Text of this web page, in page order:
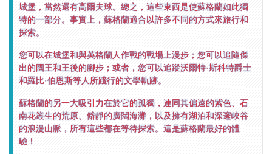
城堡，當然還有高爾夫球。總之，這些東西是使蘇格蘭如此獨
特的一部分。事實上，蘇格蘭適合以許多不同的方式來旅行和
探索。
您可以在城堡和與英格蘭人作戰的戰場上漫步；您可以追隨傑
出的國王和王後的腳步；或者，您可以追蹤沃爾特·斯科特爵士
和羅比·伯恩斯等人所踐行的文學軌跡。
蘇格蘭的另一大吸引力在於它的孤獨，連同其偏遠的紫色、石
南花叢生的荒原、僻靜的廣闊海灘，以及擁有湖泊和深邃峽谷
的浪漫山脈，所有這些都在等待探索。這是蘇格蘭最好的體
驗！